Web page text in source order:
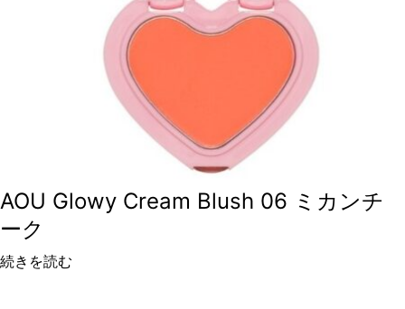
AOU Glowy Cream Blush 06 ミカンチ
ーク
続きを読む